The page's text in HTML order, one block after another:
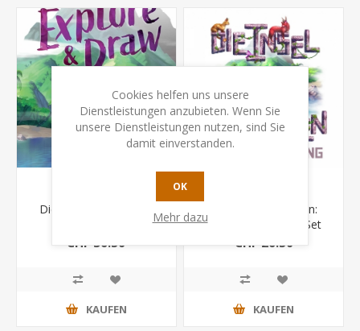
Die Insel der Katzen –
CHF 36.50
KAUFEN
Die Insel der Katzen:
Kickstarter Deluxe Set
CHF 26.50
KAUFEN
Cookies helfen uns unsere
Dienstleistungen anzubieten. Wenn Sie
unsere Dienstleistungen nutzen, sind Sie
damit einverstanden.
OK
Mehr dazu